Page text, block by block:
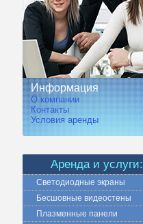
Информация
О компании
Контакты
Условия аренды
Аренда и услуги:
Светодиодные экраны
Бесшовные видеостены
Плазменные панели